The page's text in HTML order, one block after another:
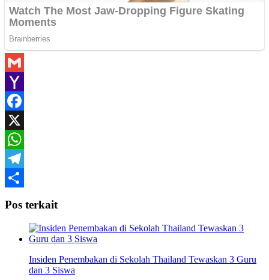
Gmail
Yahoo
Mail
Facebook
X
WhatsApp
Telegram
Pos terkait
Insiden Penembakan di Sekolah Thailand Tewaskan 3 Guru
dan 3 Siswa